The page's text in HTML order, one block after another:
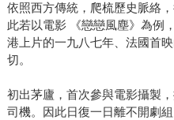
依照西方傳統，爬梳歷史脈絡
此若以電影 《戀戀風塵》為例
港上片的一九八七年、法國首
切。
初出茅廬，首次參與電影攝製
司機。因此日復一日離不開劇